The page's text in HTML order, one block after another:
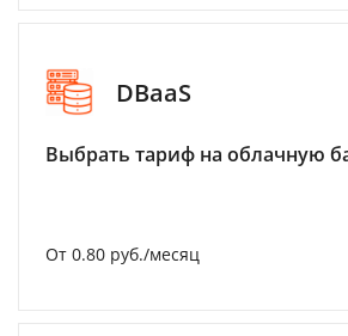
DBaaS
Выбрать тариф на облачную
От 0.80 руб./месяц